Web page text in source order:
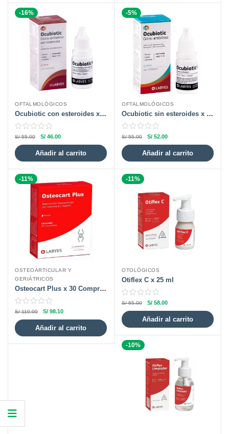
-16%
OFTALMOLÓGICOS
Ocubiotic con esteroides x 5 ml
S/55.00 S/ 46.00
Añadir al carrito
-5%
OFTALMOLÓGICOS
Ocubiotic sin esteroides x 5 ml
S/55.00 S/ 52.00
Añadir al carrito
-11%
OSTEOARTICULAR Y
GERIÁTRICOS
Osteocart Plus x 30 Comprimidos
S/110.00 S/ 98.10
Añadir al carrito
-11%
OTOLÓGICOS
Otiflex C x 25 ml
S/65.00 S/ 58.00
Añadir al carrito
-10%